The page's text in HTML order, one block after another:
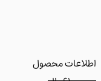
محصول